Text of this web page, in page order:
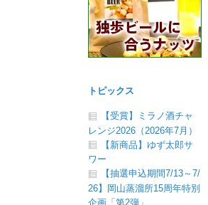
トピックス
【受賞】ミラノ酒チャ
レンジ2026（2026年7月）
【新商品】ゆず太郎サ
ワー
【抽選申込期間7/13～7/
26】岡山蒸溜所15周年特別
企画「第2弾」